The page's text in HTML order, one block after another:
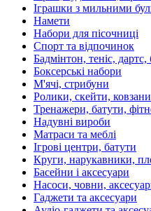
Іграшки з мильними
Намети
Набори для пісочниці
Спорт та відпочинок
Бадмінтон, теніс, дартс,
Боксерські набори
М'ячі, стрибуни
Ролики, скейти,
Тренажери, батути,
Надувні вироби
Матраси та меблі
Ігрові центри, батути
Круги, нарукавники,
Басейни і аксесуари
Насоси, човни,
Гаджети та аксесуари